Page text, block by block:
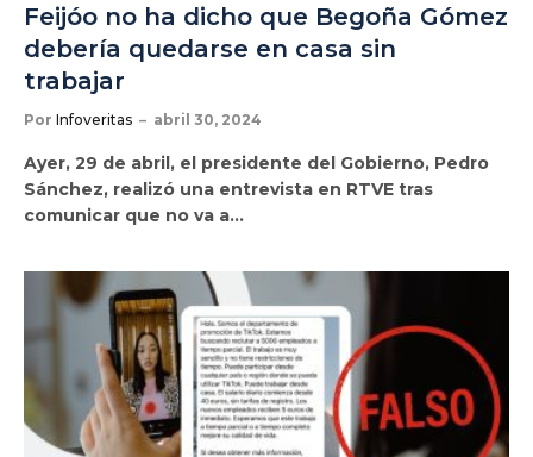
Feijóo no ha dicho que Begoña Gómez
debería quedarse en casa sin
trabajar
Por Infoveritas abril 30, 2024
Ayer, 29 de abril, el presidente del Gobierno, Pedro
Sánchez, realizó una entrevista en RTVE tras
comunicar que no va a…